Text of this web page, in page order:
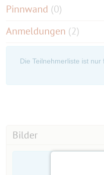
Pinnwand (0)
Anmeldungen (2)
Die Teilnehmerliste ist
Bilder